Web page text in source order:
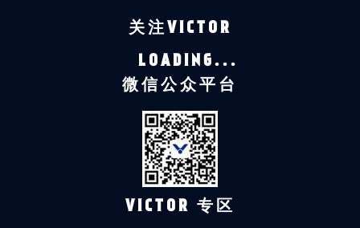
关注VICTOR
LOADING...
微信公众平台
VICTOR 专区